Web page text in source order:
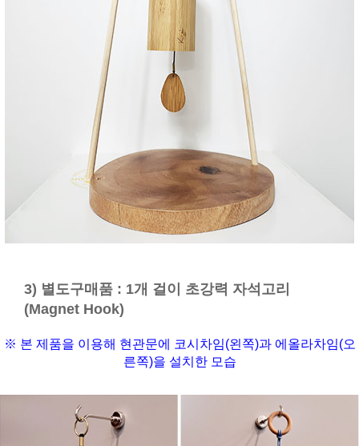
3) 별도구매품 : 1개 걸이 초강력 자석고리
(Magnet Hook)
※ 본 제품을 이용해 현관문에 코시차임(왼쪽)과 에올라차임(오
른쪽)을 설치한 모습